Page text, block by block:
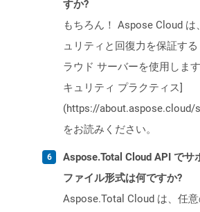
すか?
もちろん！ Aspose Cloud は
ュリティと回復力を保証す
ラウド サーバーを使用しま
キュリティ プラクティス]
(https://about.aspose.cloud/
をお読みください。
Aspose.Total Cloud API でサ
ファイル形式は何ですか?
Aspose.Total Cloud は、任